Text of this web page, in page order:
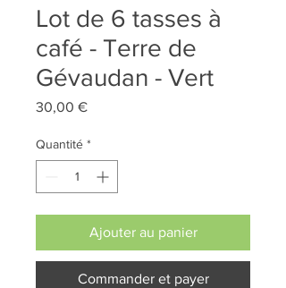
Lot de 6 tasses à
café - Terre de
Gévaudan - Vert
30,00 €Prix
Quantité *
Ajouter au panier
Commander et payer